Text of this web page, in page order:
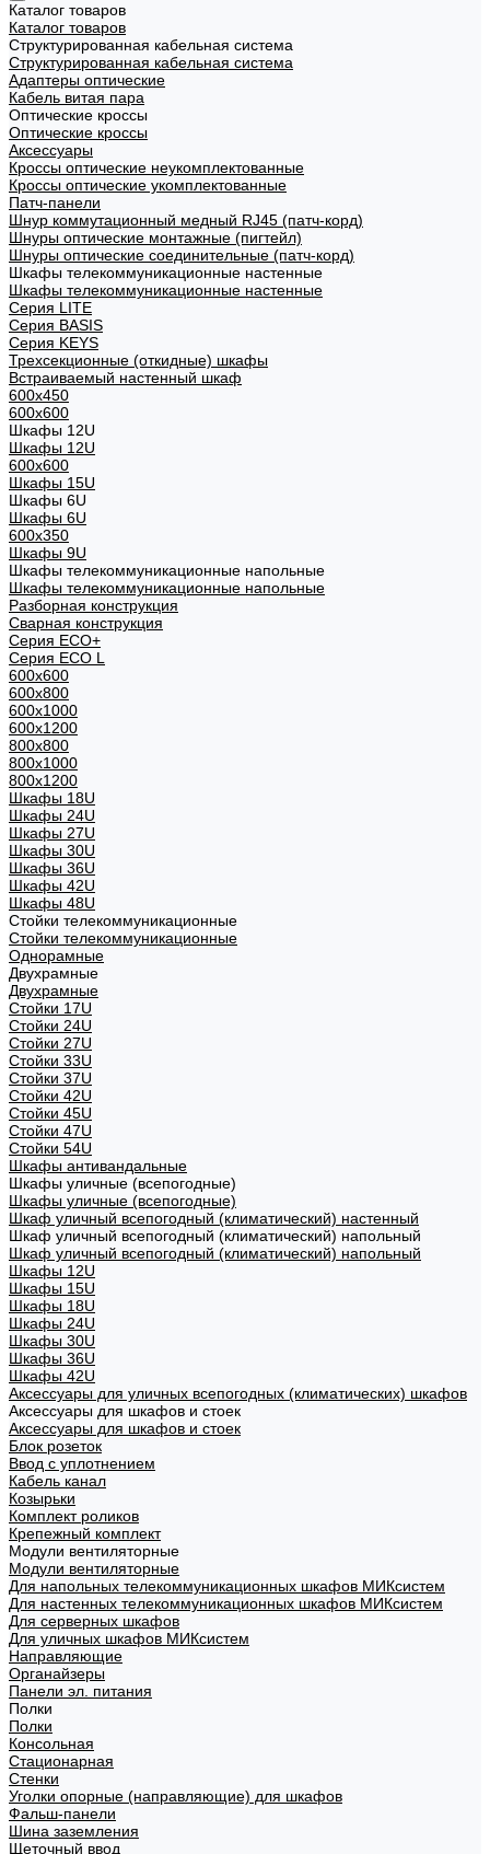
Каталог товаров
Каталог товаров
Структурированная кабельная система
Структурированная кабельная система
Адаптеры оптические
Кабель витая пара
Оптические кроссы
Оптические кроссы
Аксессуары
Кроссы оптические неукомплектованные
Кроссы оптические укомплектованные
Патч-панели
Шнур коммутационный медный RJ45 (патч-корд)
Шнуры оптические монтажные (пигтейл)
Шнуры оптические соединительные (патч-корд)
Шкафы телекоммуникационные настенные
Шкафы телекоммуникационные настенные
Cерия LITE
Cерия BASIS
Cерия KEYS
Трехсекционные (откидные) шкафы
Встраиваемый настенный шкаф
600x450
600x600
Шкафы 12U
Шкафы 12U
600x600
Шкафы 15U
Шкафы 6U
Шкафы 6U
600x350
Шкафы 9U
Шкафы телекоммуникационные напольные
Шкафы телекоммуникационные напольные
Разборная конструкция
Сварная конструкция
Серия ECO+
Серия ECO L
600x600
600x800
600х1000
600х1200
800x800
800х1000
800х1200
Шкафы 18U
Шкафы 24U
Шкафы 27U
Шкафы 30U
Шкафы 36U
Шкафы 42U
Шкафы 48U
Стойки телекоммуникационные
Стойки телекоммуникационные
Однорамные
Двухрамные
Двухрамные
Стойки 17U
Стойки 24U
Стойки 27U
Стойки 33U
Стойки 37U
Стойки 42U
Стойки 45U
Стойки 47U
Стойки 54U
Шкафы антивандальные
Шкафы уличные (всепогодные)
Шкафы уличные (всепогодные)
Шкаф уличный всепогодный (климатический) настенный
Шкаф уличный всепогодный (климатический) напольный
Шкаф уличный всепогодный (климатический) напольный
Шкафы 12U
Шкафы 15U
Шкафы 18U
Шкафы 24U
Шкафы 30U
Шкафы 36U
Шкафы 42U
Аксессуары для уличных всепогодных (климатических) шкафов
Аксессуары для шкафов и стоек
Аксессуары для шкафов и стоек
Блок розеток
Ввод с уплотнением
Кабель канал
Козырьки
Комплект роликов
Крепежный комплект
Модули вентиляторные
Модули вентиляторные
Для напольных телекоммуникационных шкафов МИКсистем
Для настенных телекоммуникационных шкафов МИКсистем
Для серверных шкафов
Для уличных шкафов МИКсистем
Направляющие
Органайзеры
Панели эл. питания
Полки
Полки
Консольная
Стационарная
Стенки
Уголки опорные (направляющие) для шкафов
Фальш-панели
Шина заземления
Щеточный ввод